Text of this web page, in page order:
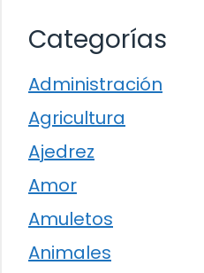
Categorías
Administración
Agricultura
Ajedrez
Amor
Amuletos
Animales